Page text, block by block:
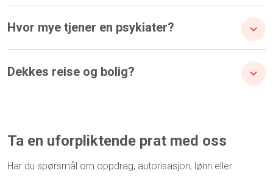
Hvor mye tjener en psykiater?
Dekkes reise og bolig?
Ta en uforpliktende prat med oss
Har du spørsmål om oppdrag, autorisasjon, lønn eller